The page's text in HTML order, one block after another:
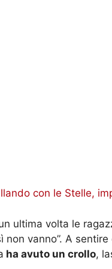
con le Stelle,
ultima volta le
non vanno”. A
ha avuto un crollo,